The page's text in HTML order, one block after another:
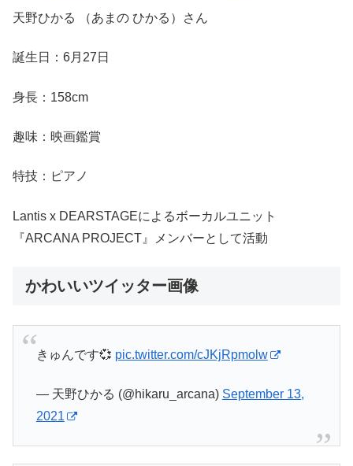
天野ひかる （あまの ひかる）さん
誕生日：6月27日
身長：158cm
趣味：映画鑑賞
特技：ピアノ
Lantis x DEARSTAGEによるボーカルユニット
『ARCANA PROJECT』メンバーとして活動
かわいいツイッター画像
きゅんです💞 pic.twitter.com/cJKjRpmolw
— 天野ひかる (@hikaru_arcana) September 13,
2021